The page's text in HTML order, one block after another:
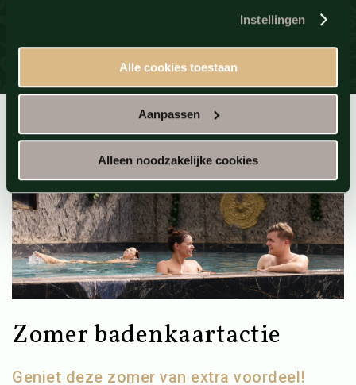
Instellingen
Alle cookies toestaan
Aanpassen
Alleen noodzakelijke cookies
Zomer badenkaartactie
Geniet deze zomer van extra voordeel!